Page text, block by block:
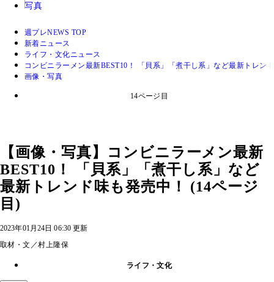
写真
週プレNEWS TOP
新着ニュース
ライフ・文化ニュース
コンビニラーメン最新BEST10！ 「貝系」「煮干し系」など最新トレン
画像・写真
14ページ目
【画像・写真】コンビニラーメン最新
BEST10！ 「貝系」「煮干し系」など
最新トレンド味も発売中！ (14ページ
目)
2023年01月24日 06:30 更新
取材・文／村上隆保
ライフ・文化